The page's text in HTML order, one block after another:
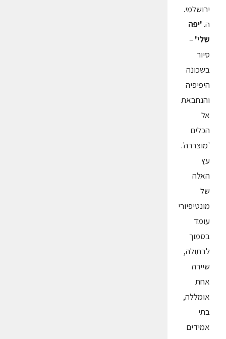
ירושלמי.
ה.'יפה
שלי'–
סיור
בשכונה
היפיפיה
והנחבאת
אל
הכלים
'מוצררה'.
עץ
האלה
של
מונטיפיורי
עומד
בסמוך
לבתולה,
שיירה
אחת
אומללה,
בתי
אמידים